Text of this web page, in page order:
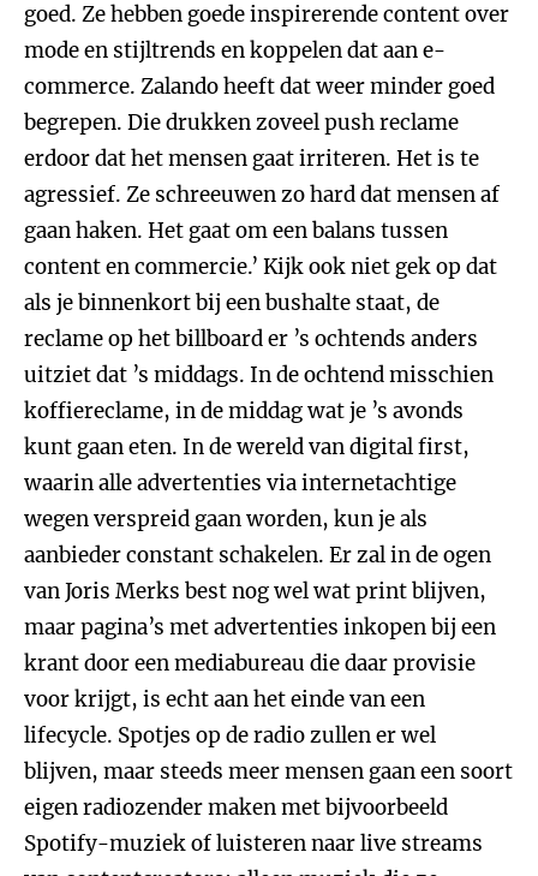
goed. Ze hebben goede inspirerende content over
mode en stijltrends en koppelen dat aan e-
commerce. Zalando heeft dat weer minder goed
begrepen. Die drukken zoveel push reclame
erdoor dat het mensen gaat irriteren. Het is te
agressief. Ze schreeuwen zo hard dat mensen af
gaan haken. Het gaat om een balans tussen
content en commercie.’ Kijk ook niet gek op dat
als je binnenkort bij een bushalte staat, de
reclame op het billboard er ’s ochtends anders
uitziet dat ’s middags. In de ochtend misschien
koffiereclame, in de middag wat je ’s avonds
kunt gaan eten. In de wereld van digital first,
waarin alle advertenties via internetachtige
wegen verspreid gaan worden, kun je als
aanbieder constant schakelen. Er zal in de ogen
van Joris Merks best nog wel wat print blijven,
maar pagina’s met advertenties inkopen bij een
krant door een mediabureau die daar provisie
voor krijgt, is echt aan het einde van een
lifecycle. Spotjes op de radio zullen er wel
blijven, maar steeds meer mensen gaan een soort
eigen radiozender maken met bijvoorbeeld
Spotify-muziek of luisteren naar live streams